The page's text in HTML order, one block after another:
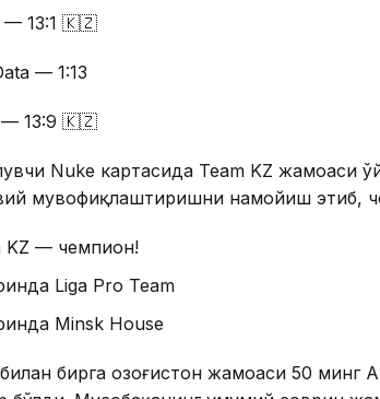
— 13:1 🇰🇿
— 1:13
— 13:9 🇰🇿
Nuke картасида Team KZ жамоаси
мувофиқлаштиришни намойиш этиб,
KZ — чемпион!
Liga Pro Team
Minsk House
бирга Қозоғистон жамоаси 50